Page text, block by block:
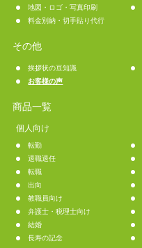
地図・ロゴ・写真印刷
料金別納・切手貼り代行
その他
挨拶状の豆知識
お客様の声
商品一覧
個人向け
転勤
退職退任
転職
出向
教職員向け
弁護士・税理士向け
結婚
長寿の記念